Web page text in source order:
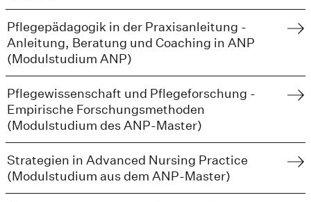
Pflegepädagogik in der Praxisanleitung -
Anleitung, Beratung und Coaching in ANP
(Modulstudium ANP)
Pflegewissenschaft und Pflegeforschung -
Empirische Forschungsmethoden
(Modulstudium des ANP-Master)
Strategien in Advanced Nursing Practice
(Modulstudium aus dem ANP-Master)